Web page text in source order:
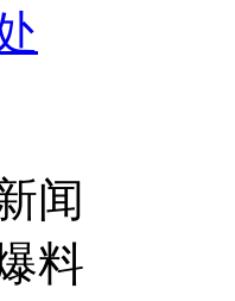
闻
料